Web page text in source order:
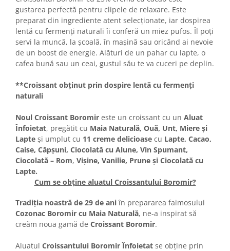
Turta dulce
Turta dulce cu nuci
Turta dulce de Sibiu
Turta dulce cu miere
Croissant
Croissant cu maia
Cornulete
Boromele
Cornulete fragede
Pasca
Pasca Fresh
Cereale
Paine ambalata
Chifle
Snack-uri sărate
gustarea perfectă pentru clipele de relaxare. Este
preparat din ingrediente atent selecționate, iar dospirea
lentă cu fermenți naturali îi conferă un miez pufos. Îl poți
servi la muncă, la școală, în mașină sau oricând ai nevoie
de un boost de energie. Alături de un pahar cu lapte, o
cafea bună sau un ceai, gustul său te va cuceri pe deplin.
**Croissant obținut prin dospire lentă cu fermenți
naturali
Noul Croissant Boromir este un croissant cu un Aluat
Înfoietat, pregătit cu Maia Naturală, Ouă, Unt, Miere și
Lapte și umplut cu 11 creme delicioase cu Lapte, Cacao,
Caise, Căpșuni, Ciocolată cu Alune, Vin Spumant,
Ciocolată – Rom, Vișine, Vanilie, Prune și Ciocolată cu
Lapte.
Cum se obține aluatul Croissantului Boromir?
Tradiția noastră de 29 de aniîn prepararea faimosului
Cozonac Boromir cu Maia Naturală, ne-a inspirat să
creăm noua gamă de Croissant Boromir.
Aluatul Croissantului Boromir Înfoietat se obține prin